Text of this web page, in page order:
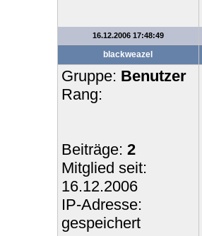
16.12.2006 17:48:49
blackweazel
Gruppe: Benutzer
Rang:
Beiträge: 2
Mitglied seit:
16.12.2006
IP-Adresse:
gespeichert